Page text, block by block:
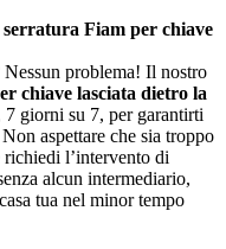
Fiam per chiave
Nessun problema! Il nostro
chiave lasciata dietro la
giorni su 7, per garantirti
aspettare che sia troppo
richiedi l’intervento di
alcun intermediario,
tua nel minor tempo